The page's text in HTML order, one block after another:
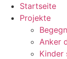
Zum
Inhalt
springen
Startseite
Projekte
Anker
Kinder